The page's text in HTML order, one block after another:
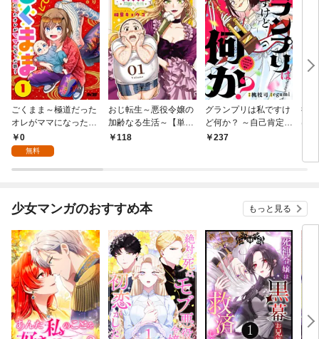
ごくまま～極道だった
オレがママになった話
～【単話】（１）
0
無料
おじ転生～悪役令嬢の
加齢なる生活～【単
話】（１）
118
グランプリは私ですけ
ど何か？ ～自己肯定モ
ンスターのミスコン無
237
後
は
少女マンガのおすすめ本 もっと見る